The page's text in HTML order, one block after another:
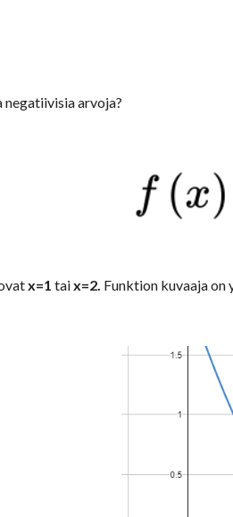
arvoja?
x=1 tai x=2. Funktion kuvaaja on